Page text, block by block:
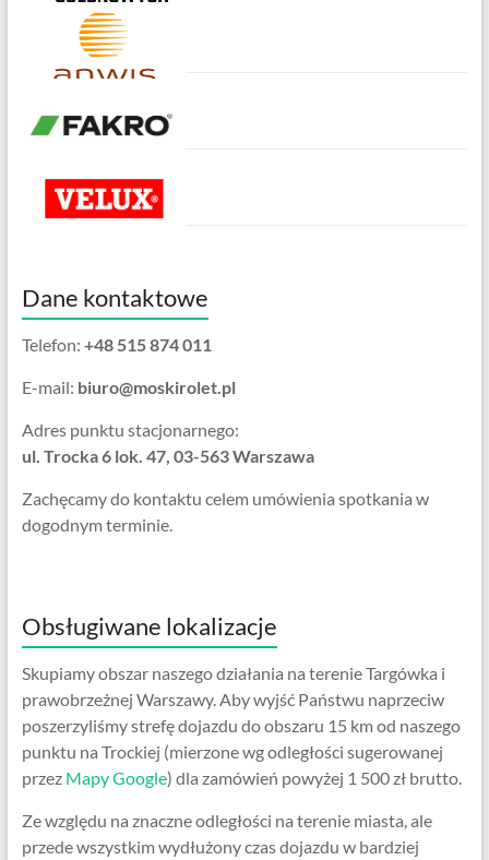
Dane kontaktowe
Telefon: +48 515 874 011
E-mail: biuro@moskirolet.pl
Adres punktu stacjonarnego:
ul. Trocka 6 lok. 47, 03-563 Warszawa
Zachęcamy do kontaktu celem umówienia spotkania w
dogodnym terminie.
Obsługiwane lokalizacje
Skupiamy obszar naszego działania na terenie Targówka i
prawobrzeżnej Warszawy. Aby wyjść Państwu naprzeciw
poszerzyliśmy strefę dojazdu do obszaru 15 km od naszego
punktu na Trockiej (mierzone wg odległości sugerowanej
przez Mapy Google) dla zamówień powyżej 1 500 zł brutto.
Ze względu na znaczne odległości na terenie miasta, ale
przede wszystkim wydłużony czas dojazdu w bardziej